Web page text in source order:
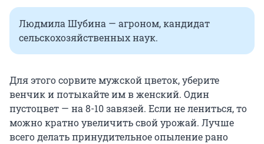
Людмила Шубина — агроном, кандидат
сельскохозяйственных наук.
Для этого сорвите мужской цветок, уберите
венчик и потыкайте им в женский. Один
пустоцвет — на 8-10 завязей. Если не лениться, то
можно кратно увеличить свой урожай. Лучше
всего делать принудительное опыление рано